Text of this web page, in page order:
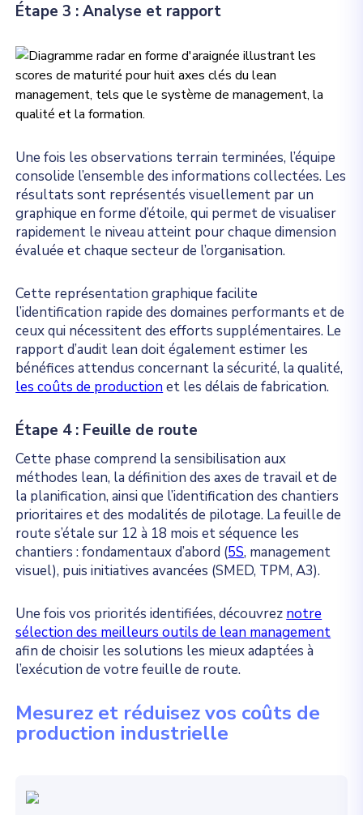
Étape 3 : Analyse et rapport
Une fois les observations terrain terminées, l’équipe
consolide l’ensemble des informations collectées. Les
résultats sont représentés visuellement par un
graphique en forme d’étoile, qui permet de visualiser
rapidement le niveau atteint pour chaque dimension
évaluée et chaque secteur de l’organisation.
Cette représentation graphique facilite
l’identification rapide des domaines performants et de
ceux qui nécessitent des efforts supplémentaires. Le
rapport d’audit lean doit également estimer les
bénéfices attendus concernant la sécurité, la qualité,
les coûts de productionet les délais de fabrication.
Étape 4 : Feuille de route
Cette phase comprend la sensibilisation aux
méthodes lean, la définition des axes de travail et de
la planification, ainsi que l’identification des chantiers
prioritaires et des modalités de pilotage. La feuille de
route s’étale sur 12 à 18 mois et séquence les
chantiers : fondamentaux d’abord (5S, management
visuel), puis initiatives avancées (SMED, TPM, A3).
Une fois vos priorités identifiées, découvrez notre
sélection des meilleurs outils de lean management
afin de choisir les solutions les mieux adaptées à
l’exécution de votre feuille de route.
Mesurez et réduisez vos coûts de
production industrielle